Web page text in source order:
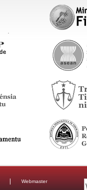
Webmaster